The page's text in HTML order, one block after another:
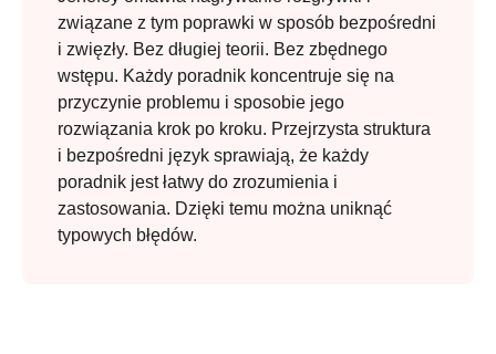
związane z tym poprawki w sposób bezpośredni
i zwięzły. Bez długiej teorii. Bez zbędnego
wstępu. Każdy poradnik koncentruje się na
przyczynie problemu i sposobie jego
rozwiązania krok po kroku. Przejrzysta struktura
i bezpośredni język sprawiają, że każdy
poradnik jest łatwy do zrozumienia i
zastosowania. Dzięki temu można uniknąć
typowych błędów.